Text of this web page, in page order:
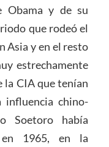
Obama y de su
que rodeó el
Asia y en el resto
estrechamente
la CIA que tenían
chino-
Soetoro había
1965, en la